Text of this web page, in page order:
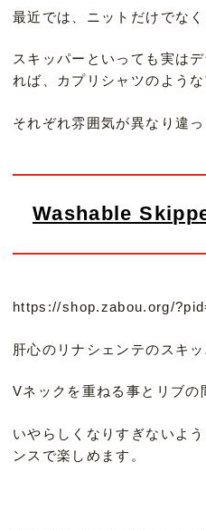
最近では、ニットだけでな
スキッパーといっても実は
れば、カプリシャツのよう
それぞれ雰囲気が異なり違っ
Washable
https://shop.zabou.org/
肝心のリナシェンテのスキ
Vネックを重ねる事とリブの
いやらしくなりすぎないよ
ンスで楽しめます。